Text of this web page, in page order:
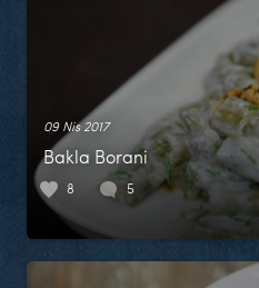
09 Nis 2017
Bakla Borani
8 5